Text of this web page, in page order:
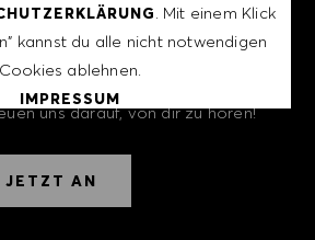
. Mit einem Klick
kannst du alle nicht notwendigen
Cookies ablehnen.
IMPRESSUM
zu bekunden und dich über
uns darauf, von dir zu hören!
JETZT AN